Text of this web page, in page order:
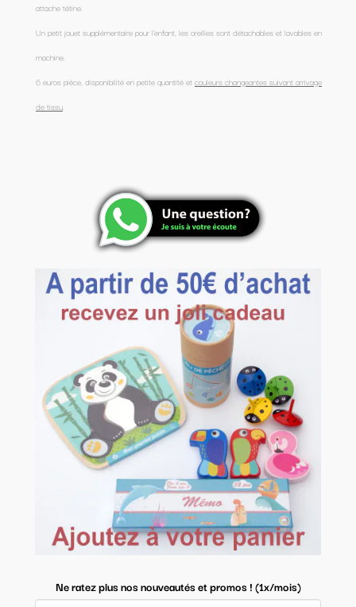
Ne ratez plus nos nouveautés et promos ! (1x/mois)
attache tétine.
Un petit jouet supplémentaire pour l'enfant, les oreilles sont détachables et lavables en
machine.
6 euros pièce, disponibilité en petite quantité et couleurs changeantes suivant arrivage
de tissu.